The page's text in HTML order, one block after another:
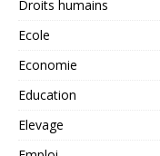
Droits humains
Ecole
Economie
Education
Elevage